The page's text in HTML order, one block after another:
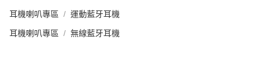
耳機喇叭專區 運動藍牙耳機
耳機喇叭專區 無線藍牙耳機